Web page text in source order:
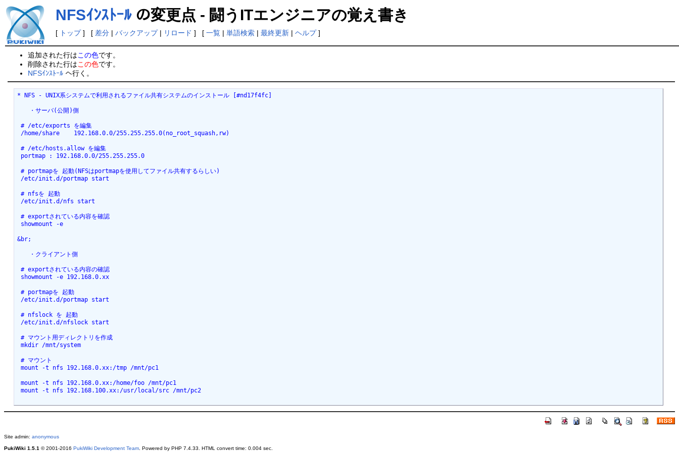
NFSｲﾝｽﾄｰﾙの変更点 - 闘うITエンジニアの覚え書き
[ トップ] [ 差分 | バックアップ| リロード ] [ 一覧 | 単語検索 | 最終更新 | ヘルプ]
追加された行はこの色です。
削除された行はこの色です。
NFSｲﾝｽﾄｰﾙ へ行く。
* NFS - UNIX系システムで利用されるファイル共有システムのインストール [#nd17f4fc]
・サーバ(公開)側
# /etc/exports を編集
/home/share    192.168.0.0/255.255.255.0(no_root_squash,rw)
# /etc/hosts.allow を編集
portmap : 192.168.0.0/255.255.255.0
# portmapを 起動(NFSはportmapを使用してファイル共有するらしい)
/etc/init.d/portmap start
# nfsを 起動
/etc/init.d/nfs start
# exportされている内容を確認
showmount -e
&br;
・クライアント側
# exportされている内容の確認
showmount -e 192.168.0.xx
# portmapを 起動
/etc/init.d/portmap start
# nfslock を 起動
/etc/init.d/nfslock start
# マウント用ディレクトリを作成
mkdir /mnt/system
# マウント
mount -t nfs 192.168.0.xx:/tmp /mnt/pc1
mount -t nfs 192.168.0.xx:/home/foo /mnt/pc1
mount -t nfs 192.168.100.xx:/usr/local/src /mnt/pc2
Site admin: anonymous
PukiWiki 1.5.1 © 2001-2016 PukiWiki Development Team . Powered by PHP 7.4.33. HTML convert time: 0.004 sec.